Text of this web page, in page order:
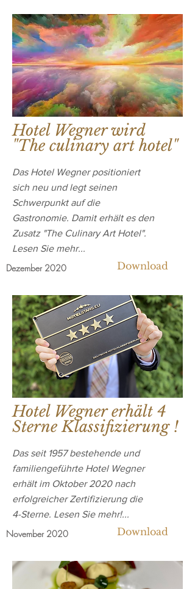
Hotel Wegner wird
"The culinary art hotel"
Das Hotel Wegner positioniert
sich neu und legt seinen
Schwerpunkt auf die
Gastronomie. Damit erhält es den
Zusatz "The Culinary Art Hotel".
Lesen Sie mehr...
Download
Dezember 2020
Hotel Wegner erhält 4
Sterne Klassifizierung !
Das seit 1957 bestehende und
familiengeführte Hotel Wegner
erhält im Oktober 2020 nach
erfolgreicher Zertifizierung die
4-Sterne. Lesen Sie mehr!...
Download
November 2020